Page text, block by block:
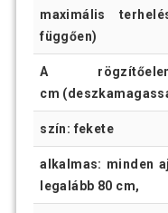
maximális
függően)
A
cm
szín: fekete
alkalmas: minden
legalább 80 cm,